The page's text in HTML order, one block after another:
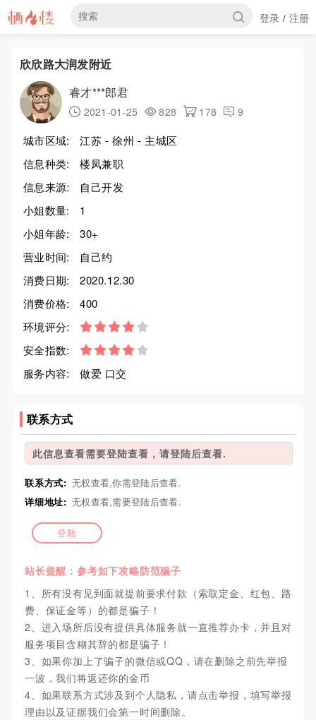
登录 / 注册
欣欣路大润发附近
睿才***郎君
2021-01-25 828 178 9
城市区域:
江苏 - 徐州 - 主城区
信息种类:
楼凤兼职
信息来源:
自己开发
小姐数量:
1
小姐年龄:
30+
营业时间:
自己约
消费日期:
2020.12.30
消费价格:
400
环境评分:
安全指数:
服务内容:
做爱 口交
联系方式
此信息查看需要登陆查看，请登陆后查看.
联系方式: 无权查看,你需登陆后查看.
详细地址: 无权查看,需要登陆后查看.
登陆
站长提醒：参考如下攻略防范骗子
1、所有没有见到面就提前要求付款（索取定金、红包、路
费、保证金等）的都是骗子！
2、进入场所后没有提供具体服务就一直推荐办卡，并且对
服务项目含糊其辞的都是骗子！
3、如果你加上了骗子的微信或QQ，请在删除之前先举报
一波，我们将返还你的金币
4、如果联系方式涉及到个人隐私，请点击举报，填写举报
理由以及证据我们会第一时间删除。